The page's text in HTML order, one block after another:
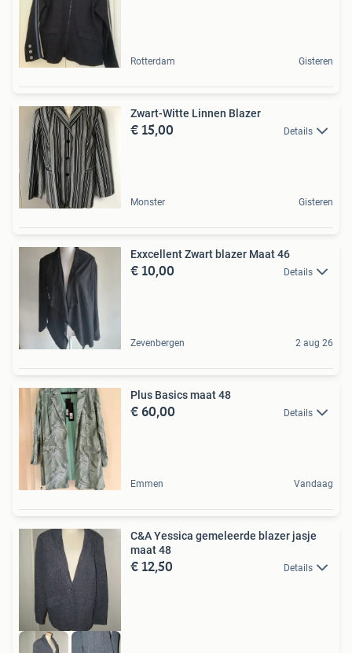
Rotterdam Gisteren
Zwart-Witte Linnen Blazer
€ 15,00 Details
Monster Gisteren
Exxcellent Zwart blazer Maat 46
€ 10,00 Details
Zevenbergen 2 aug 26
Plus Basics maat 48
€ 60,00 Details
Emmen Vandaag
C&A Yessica gemeleerde blazer jasje
maat 48
€ 12,50 Details